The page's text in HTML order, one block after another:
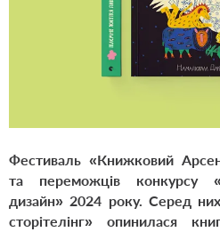
Фестиваль «Книжковий
та переможців конкурсу
дизайн» 2024 року. Серед них
сторітелінг» опинилася